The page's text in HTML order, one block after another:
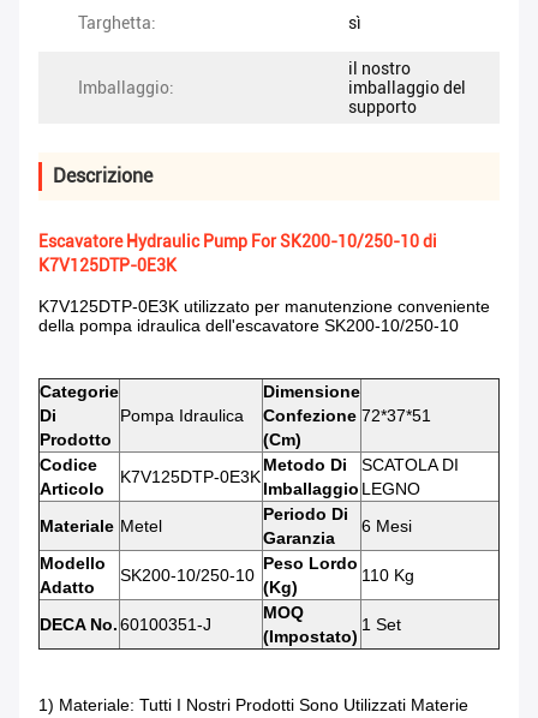
Targhetta: sì
Imballaggio:
il nostro
imballaggio del
supporto
Descrizione
Escavatore Hydraulic Pump For SK200-10/250-10 di
K7V125DTP-0E3K
K7V125DTP-0E3K utilizzato per manutenzione conveniente
della pompa idraulica dell'escavatore SK200-10/250-10
Categorie
Di
Prodotto
Pompa Idraulica
Dimensione
Confezione
(cm)
72*37*51
Codice
Articolo
K7V125DTP-0E3K
Metodo Di
Imballaggio
SCATOLA DI
LEGNO
Materiale Metel
Periodo Di
Garanzia
6 Mesi
Modello
Adatto
SK200-10/250-10
Peso Lordo
(kg)
110 Kg
DECA No.60100351-J
MOQ
(impostato)
1 Set
1) Materiale: Tutti I Nostri Prodotti Sono Utilizzati Materie